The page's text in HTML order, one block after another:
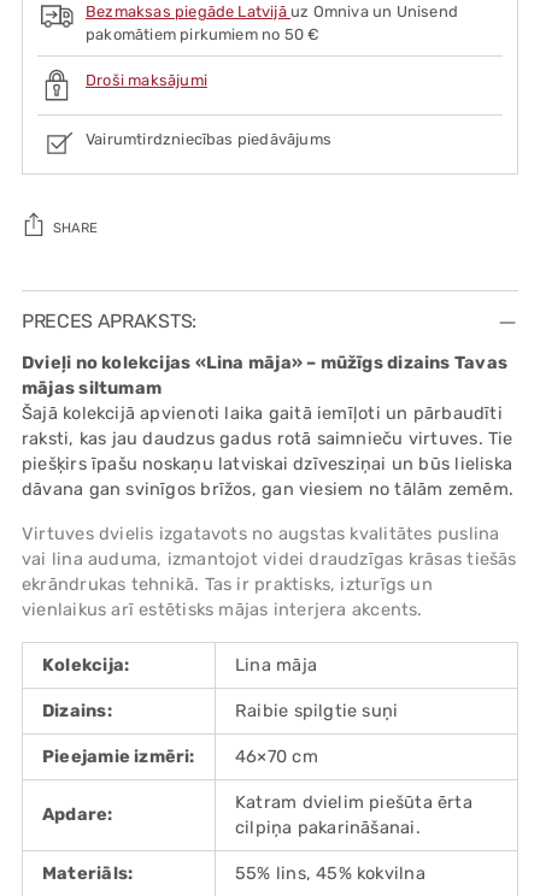
Bezmaksas piegāde Latvijā uz Omniva un Unisend
pakomātiem pirkumiem no 50 €
Droši maksājumi
Vairumtirdzniecības piedāvājums
SHARE
Adding
product
your
cart
PRECES APRAKSTS:
Dvieļi no kolekcijas «Lina māja» – mūžīgs dizains Tavas
mājas siltumam
Šajā kolekcijā apvienoti laika gaitā iemīļoti un pārbaudīti
raksti, kas jau daudzus gadus rotā saimnieču virtuves. Tie
piešķirs īpašu noskaņu latviskai dzīvesziņai un būs lieliska
dāvana gan svinīgos brīžos, gan viesiem no tālām zemēm.
Virtuves dvielis izgatavots no augstas kvalitātes puslina
vai lina auduma, izmantojot videi draudzīgas krāsas tiešās
ekrāndrukas tehnikā. Tas ir praktisks, izturīgs un
vienlaikus arī estētisks mājas interjera akcents.
Kolekcija: Lina māja
Dizains: Raibie spilgtie suņi
Pieejamie izmēri: 46×70 cm
Apdare:
Katram dvielim piešūta ērta
cilpiņa pakarināšanai.
Materiāls: 55% lins, 45% kokvilna